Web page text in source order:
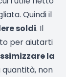
Quindi il
soldi. Il
per aiutarti
la
quantità, non